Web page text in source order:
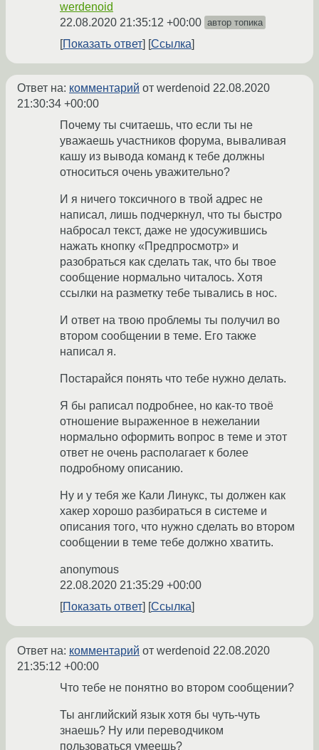
werdenoid
22.08.2020 21:35:12 +00:00 автор топика
Показать ответ Ссылка
Ответ на: комментарий от werdenoid 22.08.2020
21:30:34 +00:00
Почему ты считаешь, что если ты не
уважаешь участников форума, вываливая
кашу из вывода команд к тебе должны
относиться очень уважительно?
И я ничего токсичного в твой адрес не
написал, лишь подчеркнул, что ты быстро
набросал текст, даже не удосужившись
нажать кнопку «Предпросмотр» и
разобраться как сделать так, что бы твое
сообщение нормально читалось. Хотя
ссылки на разметку тебе тывались в нос.
И ответ на твою проблемы ты получил во
втором сообщении в теме. Его также
написал я.
Постарайся понять что тебе нужно делать.
Я бы раписал подробнее, но как-то твоё
отношение выраженное в нежелании
нормально оформить вопрос в теме и этот
ответ не очень располагает к более
подробному описанию.
Ну и у тебя же Кали Линукс, ты должен как
хакер хорошо разбираться в системе и
описания того, что нужно сделать во втором
сообщении в теме тебе должно хватить.
anonymous
22.08.2020 21:35:29 +00:00
Показать ответ
Ссылка
Ответ на: комментарий от werdenoid 22.08.2020
21:35:12 +00:00
Что тебе не понятно во втором сообщении?
Ты английский язык хотя бы чуть-чуть
знаешь? Ну или переводчиком
пользоваться умеешь?